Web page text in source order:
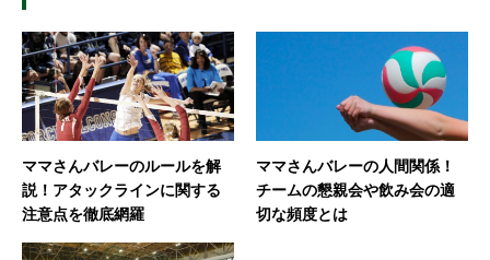
ママさんバレーのルールを解
説！アタックラインに関する
注意点を徹底網羅
ママさんバレーの人間関係！
チームの懇親会や飲み会の適
切な頻度とは